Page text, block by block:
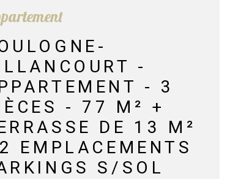
AIRBNB
LOCATION
DE BOUTIQUE
-
- 3
- 77 M² +
DE 13 M²
EMPLACEMENTS
S/SOL